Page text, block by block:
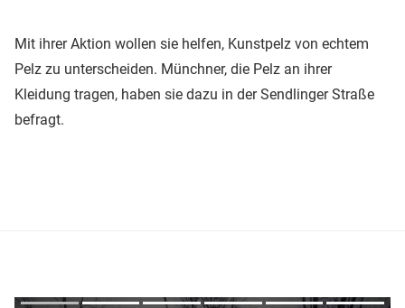
Mit ihrer Aktion wollen sie helfen, Kunstpelz von echtem
Pelz zu unterscheiden. Münchner, die Pelz an ihrer
Kleidung tragen, haben sie dazu in der Sendlinger Straße
befragt.